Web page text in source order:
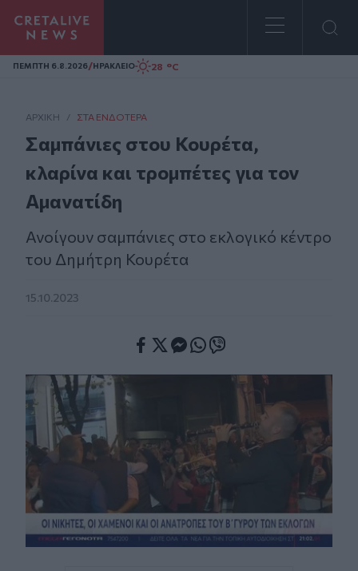
Homepage
ΠΕΜΠΤΗ 6.8.2026/ΗΡΑΚΛΕΙΟ 28 °C
ΑΡΧΙΚΗ / ΣΤΑ ΕΝΔΌΤΕΡΑ
Σαμπάνιες στου Κουρέτα,
κλαρίνα και τρομπέτες για τον
Αμανατίδη
Ανοίγουν σαμπάνιες στο εκλογικό κέντρο
του Δημήτρη Κουρέτα
15.10.2023